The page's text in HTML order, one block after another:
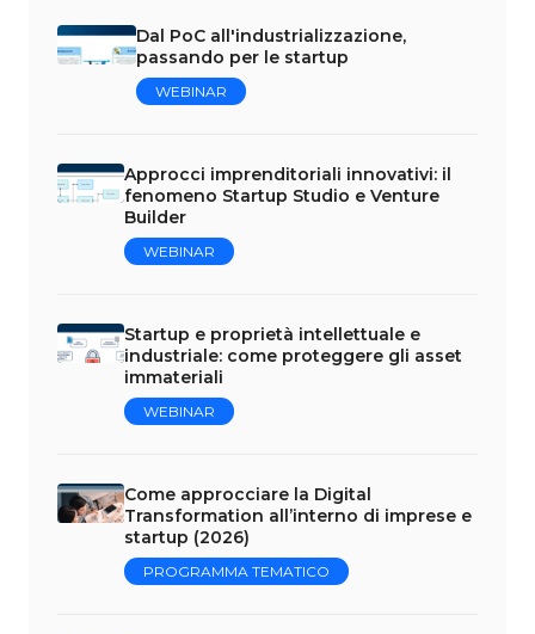
Dal PoC all'industrializzazione,
passando per le startup
WEBINAR
Approcci imprenditoriali innovativi: il
fenomeno Startup Studio e Venture
Builder
WEBINAR
Startup e proprietà intellettuale e
industriale: come proteggere gli asset
immateriali
WEBINAR
Come approcciare la Digital
Transformation all’interno di imprese e
startup (2026)
PROGRAMMA TEMATICO